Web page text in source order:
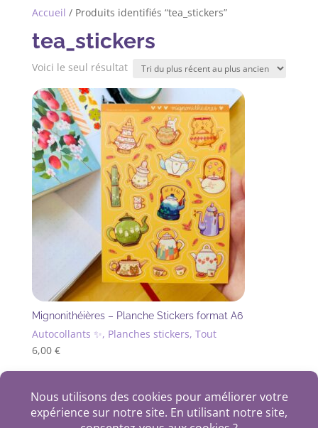
Accueil / Produits identifiés “tea_stickers”
tea_stickers
Voici le seul résultat
Mignonithéières – Planche Stickers format A6
Autocollants ✨, Planches stickers, Tout
6,00 €
+